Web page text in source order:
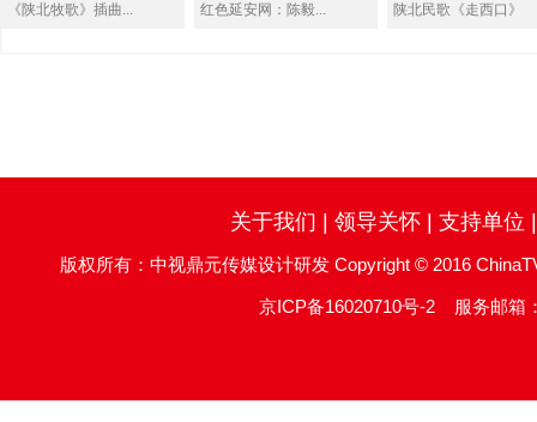
《陕北牧歌》插曲... 红色延安网：陈毅... 陕北民歌《走西口》
关于我们 领导关怀| 支持单位
版权所有：中视鼎元传媒设计研发 Copyright © 2016
京ICP备16020710号-2 服务邮箱